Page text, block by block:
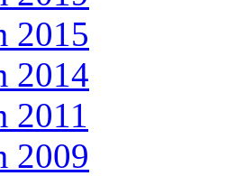
2015
2014
2011
2009